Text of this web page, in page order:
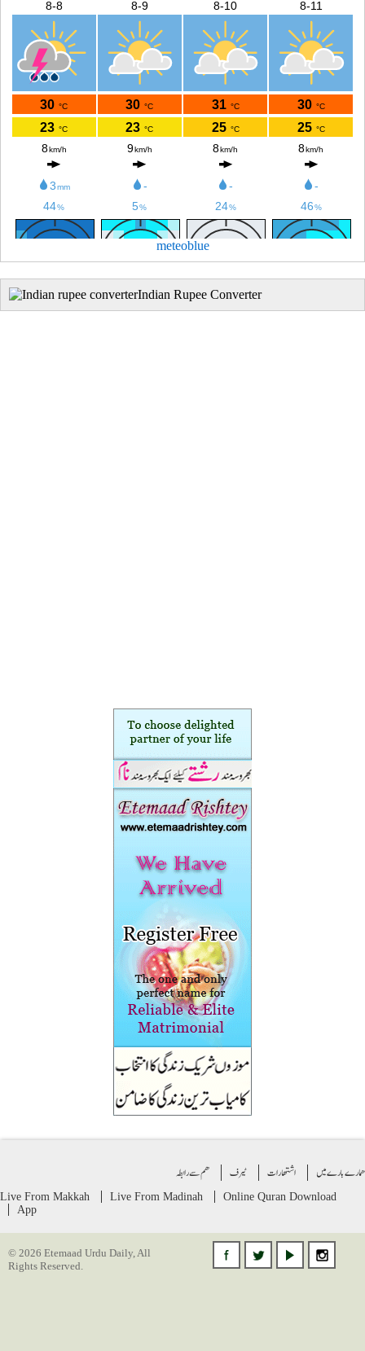
meteoblue
Indian Rupee Converter
بارے میں اشتهارات ٹیرف ھم سے رابطہ
Live From Makkah Live From Madinah Online Quran Download
App
© 2026 Etemaad Urdu Daily, All
Rights Reserved.